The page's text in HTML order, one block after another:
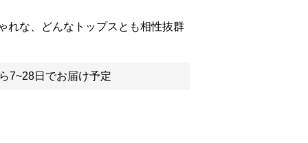
れな、どんなトップスとも相性抜群
7~28日でお届け予定